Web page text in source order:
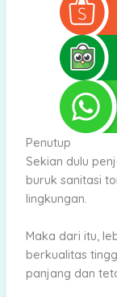
Penutup
Sekian dulu
buruk sanitasi
lingkungan.
Maka dari itu,
berkualitas
panjang dan